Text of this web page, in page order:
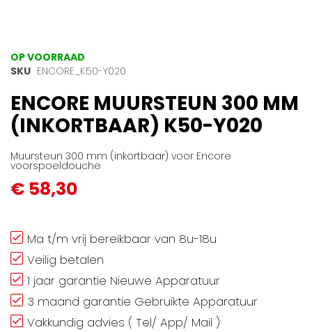
Ga
naar
begin
van
de
afbeeldingen-
gallerij
OP VOORRAAD
SKU ENCORE_K50-Y020
ENCORE MUURSTEUN 300 MM
(INKORTBAAR) K50-Y020
Muursteun 300 mm (inkortbaar) voor Encore
voorspoeldouche
€ 58,30
Ma t/m vrij bereikbaar van 8u-18u
Veilig betalen
1 jaar garantie Nieuwe Apparatuur
3 maand garantie Gebruikte Apparatuur
Vakkundig advies ( Tel/ App/ Mail )